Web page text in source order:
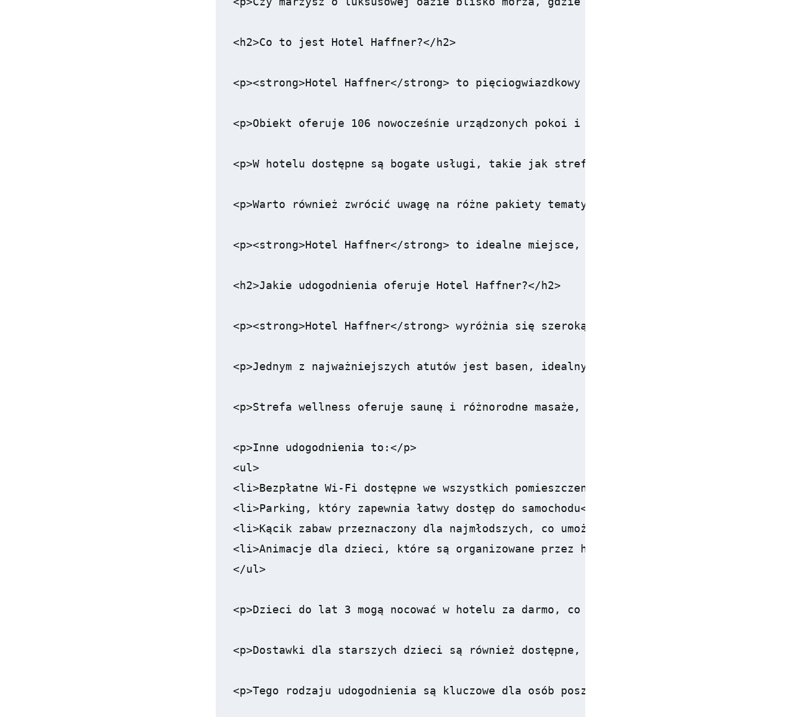
<h2>Co to jest Hotel Haffner?</h2>
<p><strong>Hotel Haffner</strong> to pięciogwiazdkowy obiekt, który znajduje się
<p>Obiekt oferuje 106 nowocześnie urządzonych pokoi i apartamentów, które zostały
<p>W hotelu dostępne są bogate usługi, takie jak strefa wellness i <strong>SPA</
<p>Warto również zwrócić uwagę na różne pakiety tematyczne dostępne w hotelu, które
<p><strong>Hotel Haffner</strong> to idealne miejsce, aby połączyć wypoczynek na plaży
<h2>Jakie udogodnienia oferuje Hotel Haffner?</h2>
<p><strong>Hotel Haffner</strong> wyróżnia się szeroką gamą udogodnień, które
<p>Jednym z najważniejszych atutów jest basen, idealny do relaksu oraz aktywnego
<p>Strefa wellness oferuje saunę i różnorodne masaże, co sprawia, że Goście mogą w
<p>Inne udogodnienia to:</p>
<ul>
<li>Bezpłatne Wi-Fi dostępne we wszystkich pomieszczeniach</li>
<li>Parking, który zapewnia łatwy dostęp do samochodu</li>
<li>Kącik zabaw przeznaczony dla najmłodszych, co umożliwia rodzicom chwilę
<li>Animacje dla dzieci, które są organizowane przez hotelowy zespół, zapewniając
</ul>
<p>Dzieci do lat 3 mogą nocować w hotelu za darmo, co jest korzystną opcją dla rodzin
<p>Dostawki dla starszych dzieci są również dostępne, co sprawia, że hotel jest
<p>Tego rodzaju udogodnienia są kluczowe dla osób poszukujących miejsca, gdzie